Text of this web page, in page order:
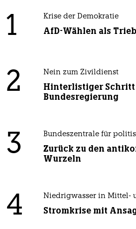
1 Krise der Demokratie
AfD-Wählen als
2 Nein zum Zivildienst
Hinterlistiger Schritt
Bundesregierung
3 Bundeszentrale für
Zurück zu den
Wurzeln
4 Niedrigwasser in Mittel-
Stromkrise mit